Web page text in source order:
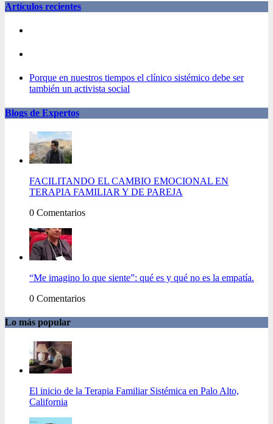
Artículos recientes
Porque en nuestros tiempos el clínico sistémico debe ser
también un activista social
Blogs de Expertos
FACILITANDO EL CAMBIO EMOCIONAL EN
TERAPIA FAMILIAR Y DE PAREJA
0 Comentarios
“Me imagino lo que siente”: qué es y qué no es la empatía.
0 Comentarios
Lo más popular
El inicio de la Terapia Familiar Sistémica en Palo Alto,
California